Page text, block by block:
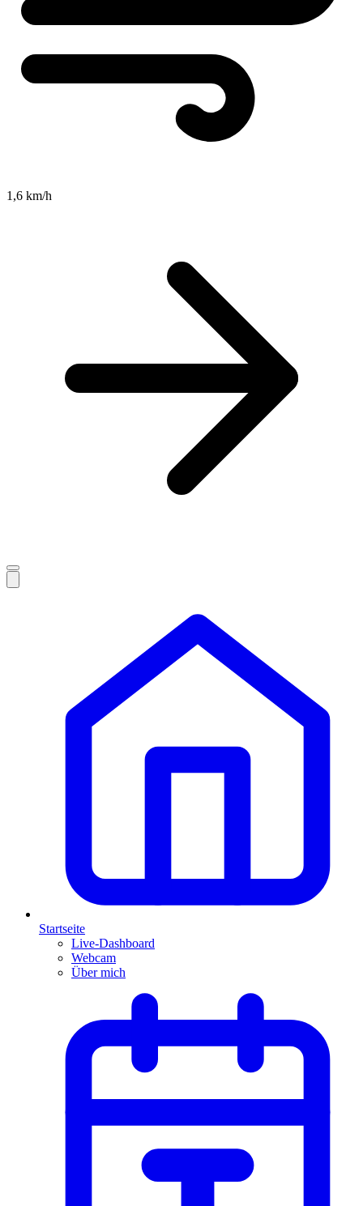
1,6 km/h
Startseite
Live-Dashboard
Webcam
Über mich